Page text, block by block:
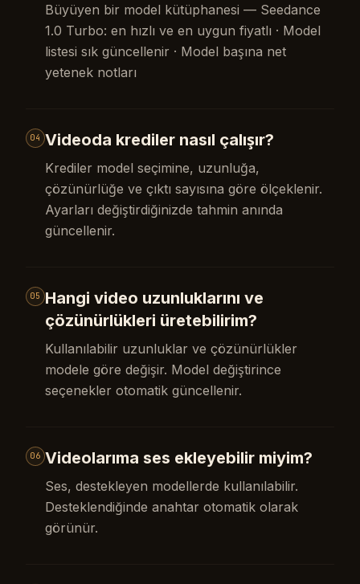
Büyüyen bir model kütüphanesi — Seedance
1.0 Turbo: en hızlı ve en uygun fiyatlı · Model
listesi sık güncellenir · Model başına net
yetenek notları
04 Videoda krediler nasıl çalışır?
Krediler model seçimine, uzunluğa,
çözünürlüğe ve çıktı sayısına göre ölçeklenir.
Ayarları değiştirdiğinizde tahmin anında
güncellenir.
05
Hangi video uzunluklarını ve
çözünürlükleri üretebilirim?
Kullanılabilir uzunluklar ve çözünürlükler
modele göre değişir. Model değiştirince
seçenekler otomatik güncellenir.
06 Videolarıma ses ekleyebilir miyim?
Ses, destekleyen modellerde kullanılabilir.
Desteklendiğinde anahtar otomatik olarak
görünür.